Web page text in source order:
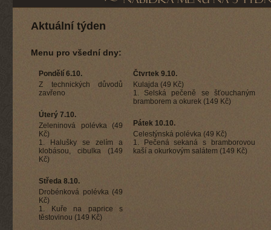
Aktuální týden
Menu pro všední dny:
Pondělí 6.10.
Z technických důvodů
zavřeno
Úterý 7.10.
Zeleninová polévka (49
Kč)
1. Halušky se zelím a
klobásou, cibulka (149
Kč)
Středa 8.10.
Drobénková polévka (49
Kč)
1. Kuře na paprice s
těstovinou (149 Kč)
Čtvrtek 9.10.
Kulajda (49 Kč)
1. Selská pečeně se šťouchaným
bramborem a okurek (149 Kč)
Pátek 10.10.
Celestýnská polévka (49 Kč)
1. Pečená sekaná s bramborovou
kaší a okurkovým salátem (149 Kč)